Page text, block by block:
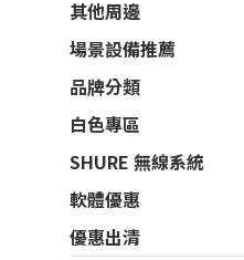
其他周邊
場景設備推薦
品牌分類
白色專區
SHURE 無線系統
軟體優惠
優惠出清